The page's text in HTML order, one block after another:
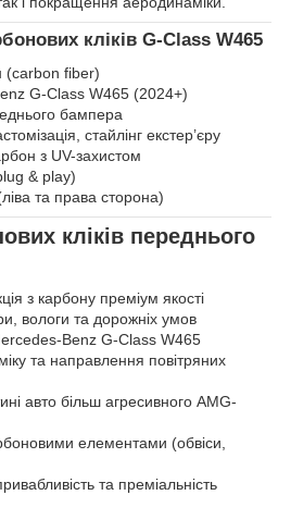
кліків G-Class W465
(carbon fiber)
G-Class W465 (2024+)
бампера
стайлінг екстер’єру
з UV-захистом
& play)
та права сторона)
кліків переднього
з карбону преміум якості
вологи та дорожніх умов
Benz G-Class W465
та направлення повітряних
авто більш агресивного AMG-
елементами (обвіси,
та преміальність